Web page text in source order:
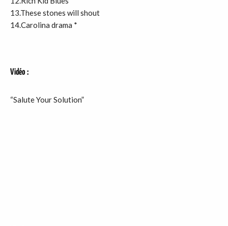
13.These stones will shout
14.Carolina drama *
Vidéo:
“Salute Your Solution”